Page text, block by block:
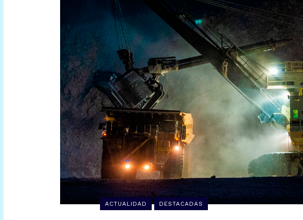
ACTUALIDAD DESTACADAS